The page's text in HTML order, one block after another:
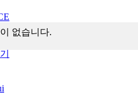
없습니다.